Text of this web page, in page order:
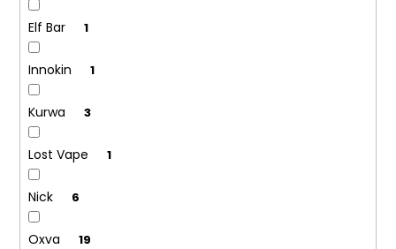
Elf Bar 1
Innokin 1
Kurwa 3
Lost Vape 1
Nick 6
Oxva 19